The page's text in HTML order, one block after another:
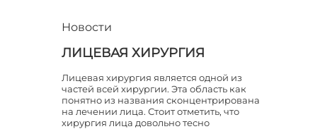
ИСПРАВЛЕНИЕ Х-ОБРАЗНОЙ
КРИВИЗНЫ НОГ?
ВРАЧ СТОМАТОЛОГ ХИРУРГ
Новости
ЛИЦЕВАЯ ХИРУРГИЯ
Лицевая хирургия является одной из
частей всей хирургии. Эта область как
понятно из названия сконцентрирована
на лечении лица. Стоит отметить, что
хирургия лица довольно тесно